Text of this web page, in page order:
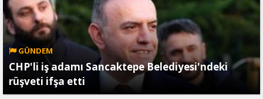
GÜNDEM
CHP'li iş adamı Sancaktepe Belediyesi'ndeki
rüşveti ifşa etti